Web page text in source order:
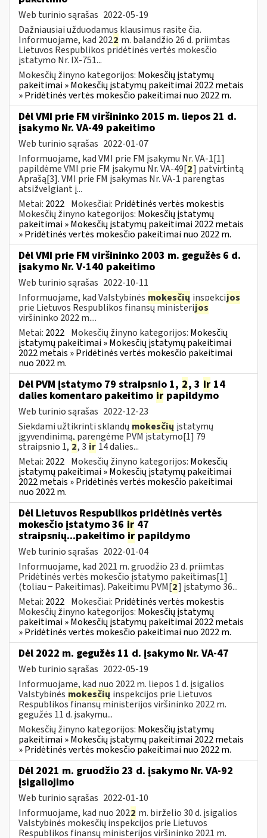
Web turinio sąrašas 2022-05-19
Dažniausiai užduodamus klausimus rasite čia.
Informuojame, kad 2022 m. balandžio 26 d. priimtas
Lietuvos Respublikos pridėtinės vertės mokesčio
įstatymo Nr. IX-751...
Mokesčių žinyno kategorijos: Mokesčių įstatymų
pakeitimai » Mokesčių įstatymų pakeitimai 2022 metais
» Pridėtinės vertės mokesčio pakeitimai nuo 2022 m.
Dėl VMI prie FM viršininko 2015 m. liepos 21 d.
įsakymo Nr. VA-49 pakeitimo
Web turinio sąrašas 2022-01-07
Informuojame, kad VMI prie FM įsakymu Nr. VA-1[1]
papildėme VMI prie FM įsakymu Nr. VA-49[2] patvirtintą
Aprašą[3]. VMI prie FM įsakymas Nr. VA-1 parengtas
atsižvelgiant į...
Metai: 2022 Mokesčiai: Pridėtinės vertės mokestis
Mokesčių žinyno kategorijos: Mokesčių įstatymų
pakeitimai » Mokesčių įstatymų pakeitimai 2022 metais
» Pridėtinės vertės mokesčio pakeitimai nuo 2022 m.
Dėl VMI prie FM viršininko 2003 m. gegužės 6 d.
įsakymo Nr. V-140 pakeitimo
Web turinio sąrašas 2022-10-11
Informuojame, kad Valstybinės mokesčių inspekcijos
prie Lietuvos Respublikos finansų ministerijos
viršininko 2022 m....
Metai: 2022 Mokesčių žinyno kategorijos: Mokesčių
įstatymų pakeitimai » Mokesčių įstatymų pakeitimai
2022 metais » Pridėtinės vertės mokesčio pakeitimai
nuo 2022 m.
Dėl PVM įstatymo 79 straipsnio 1, 2, 3 ir 14
dalies komentaro pakeitimo ir papildymo
Web turinio sąrašas 2022-12-23
Siekdami užtikrinti sklandų mokesčių įstatymų
įgyvendinimą, parengėme PVM įstatymo[1] 79
straipsnio 1, 2, 3 ir 14 dalies...
Metai: 2022 Mokesčių žinyno kategorijos: Mokesčių
įstatymų pakeitimai » Mokesčių įstatymų pakeitimai
2022 metais » Pridėtinės vertės mokesčio pakeitimai
nuo 2022 m.
Dėl Lietuvos Respublikos pridėtinės vertės
mokesčio įstatymo 36 ir 47
straipsnių...pakeitimo ir papildymo
Web turinio sąrašas 2022-01-04
Informuojame, kad 2021 m. gruodžio 23 d. priimtas
Pridėtinės vertės mokesčio įstatymo pakeitimas[1]
(toliau − Pakeitimas). Pakeitimu PVM[2] įstatymo 36...
Metai: 2022 Mokesčiai: Pridėtinės vertės mokestis
Mokesčių žinyno kategorijos: Mokesčių įstatymų
pakeitimai » Mokesčių įstatymų pakeitimai 2022 metais
» Pridėtinės vertės mokesčio pakeitimai nuo 2022 m.
Dėl 2022 m. gegužės 11 d. įsakymo Nr. VA-47
Web turinio sąrašas 2022-05-19
Informuojame, kad nuo 2022 m. liepos 1 d. įsigalios
Valstybinės mokesčių inspekcijos prie Lietuvos
Respublikos finansų ministerijos viršininko 2022 m.
gegužės 11 d. įsakymu...
Mokesčių žinyno kategorijos: Mokesčių įstatymų
pakeitimai » Mokesčių įstatymų pakeitimai 2022 metais
» Pridėtinės vertės mokesčio pakeitimai nuo 2022 m.
Dėl 2021 m. gruodžio 23 d. įsakymo Nr. VA-92
įsigaliojimo
Web turinio sąrašas 2022-01-10
Informuojame, kad nuo 2022 m. birželio 30 d. įsigalios
Valstybinės mokesčių inspekcijos prie Lietuvos
Respublikos finansų ministerijos viršininko 2021 m.